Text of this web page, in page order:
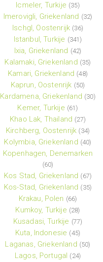
Icmeler, Turkije (35)
Imerovigli, Griekenland (32)
Ischgl, Oostenrijk (36)
Istanbul, Turkije (341)
Ixia, Griekenland (42)
Kalamaki, Griekenland (35)
Kamari, Griekenland (48)
Kaprun, Oostenrijk (50)
Kardamena, Griekenland (30)
Kemer, Turkije (61)
Khao Lak, Thailand (27)
Kirchberg, Oostenrijk (34)
Kolymbia, Griekenland (40)
Kopenhagen, Denemarken
(60)
Kos Stad, Griekenland (67)
Kos-Stad, Griekenland (35)
Krakau, Polen (66)
Kumkoy, Turkije (28)
Kusadasi, Turkije (77)
Kuta, Indonesie (45)
Laganas, Griekenland (50)
Lagos, Portugal (24)